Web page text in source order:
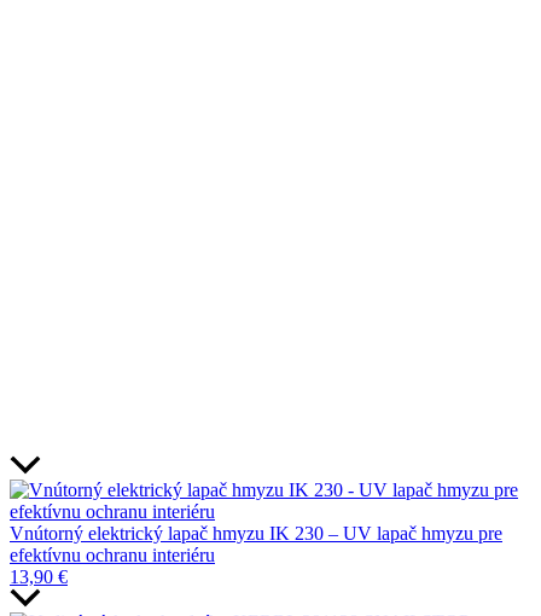
Vnútorný elektrický lapač hmyzu IK 230 – UV lapač hmyzu pre
efektívnu ochranu interiéru
13,90 €